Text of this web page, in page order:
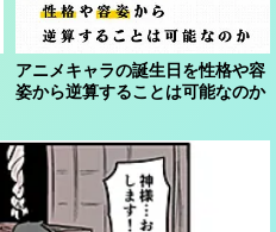
アニメキャラの誕生日を性格や容
姿から逆算することは可能なのか